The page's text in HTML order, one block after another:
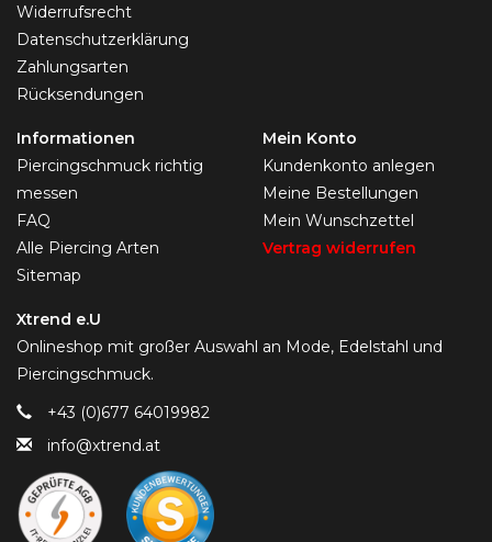
Widerrufsrecht
Datenschutzerklärung
Zahlungsarten
Rücksendungen
Informationen
Piercingschmuck richtig
messen
FAQ
Alle Piercing Arten
Sitemap
Mein Konto
Kundenkonto anlegen
Meine Bestellungen
Mein Wunschzettel
Vertrag widerrufen
Xtrend e.U
Onlineshop mit großer Auswahl an Mode, Edelstahl und
Piercingschmuck.
+43 (0)677 64019982
info@xtrend.at